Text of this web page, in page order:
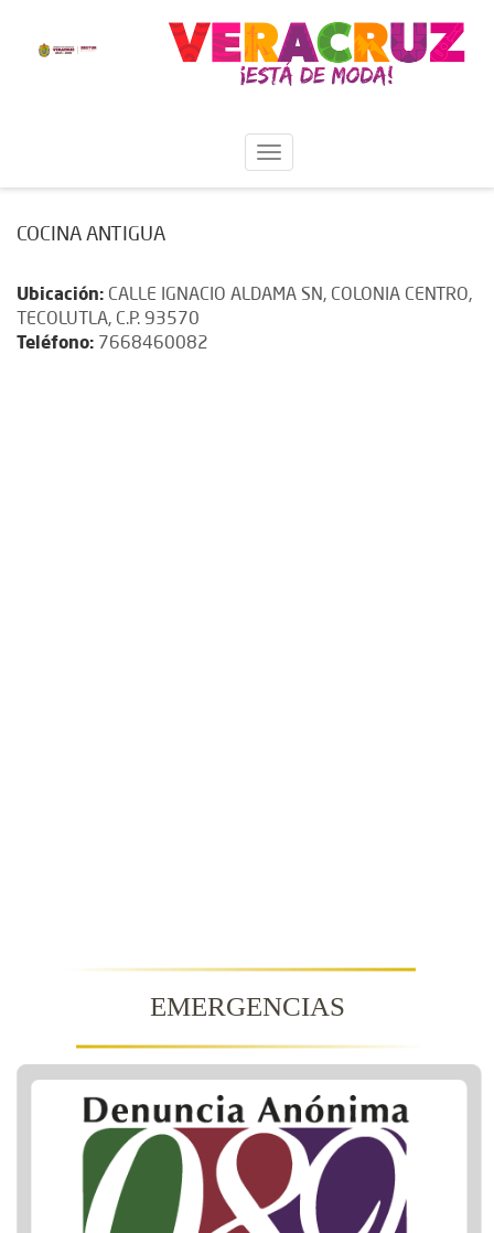
COCINA ANTIGUA
Ubicación: CALLE IGNACIO ALDAMA SN, COLONIA CENTRO,
TECOLUTLA, C.P. 93570
Teléfono: 7668460082
EMERGENCIAS